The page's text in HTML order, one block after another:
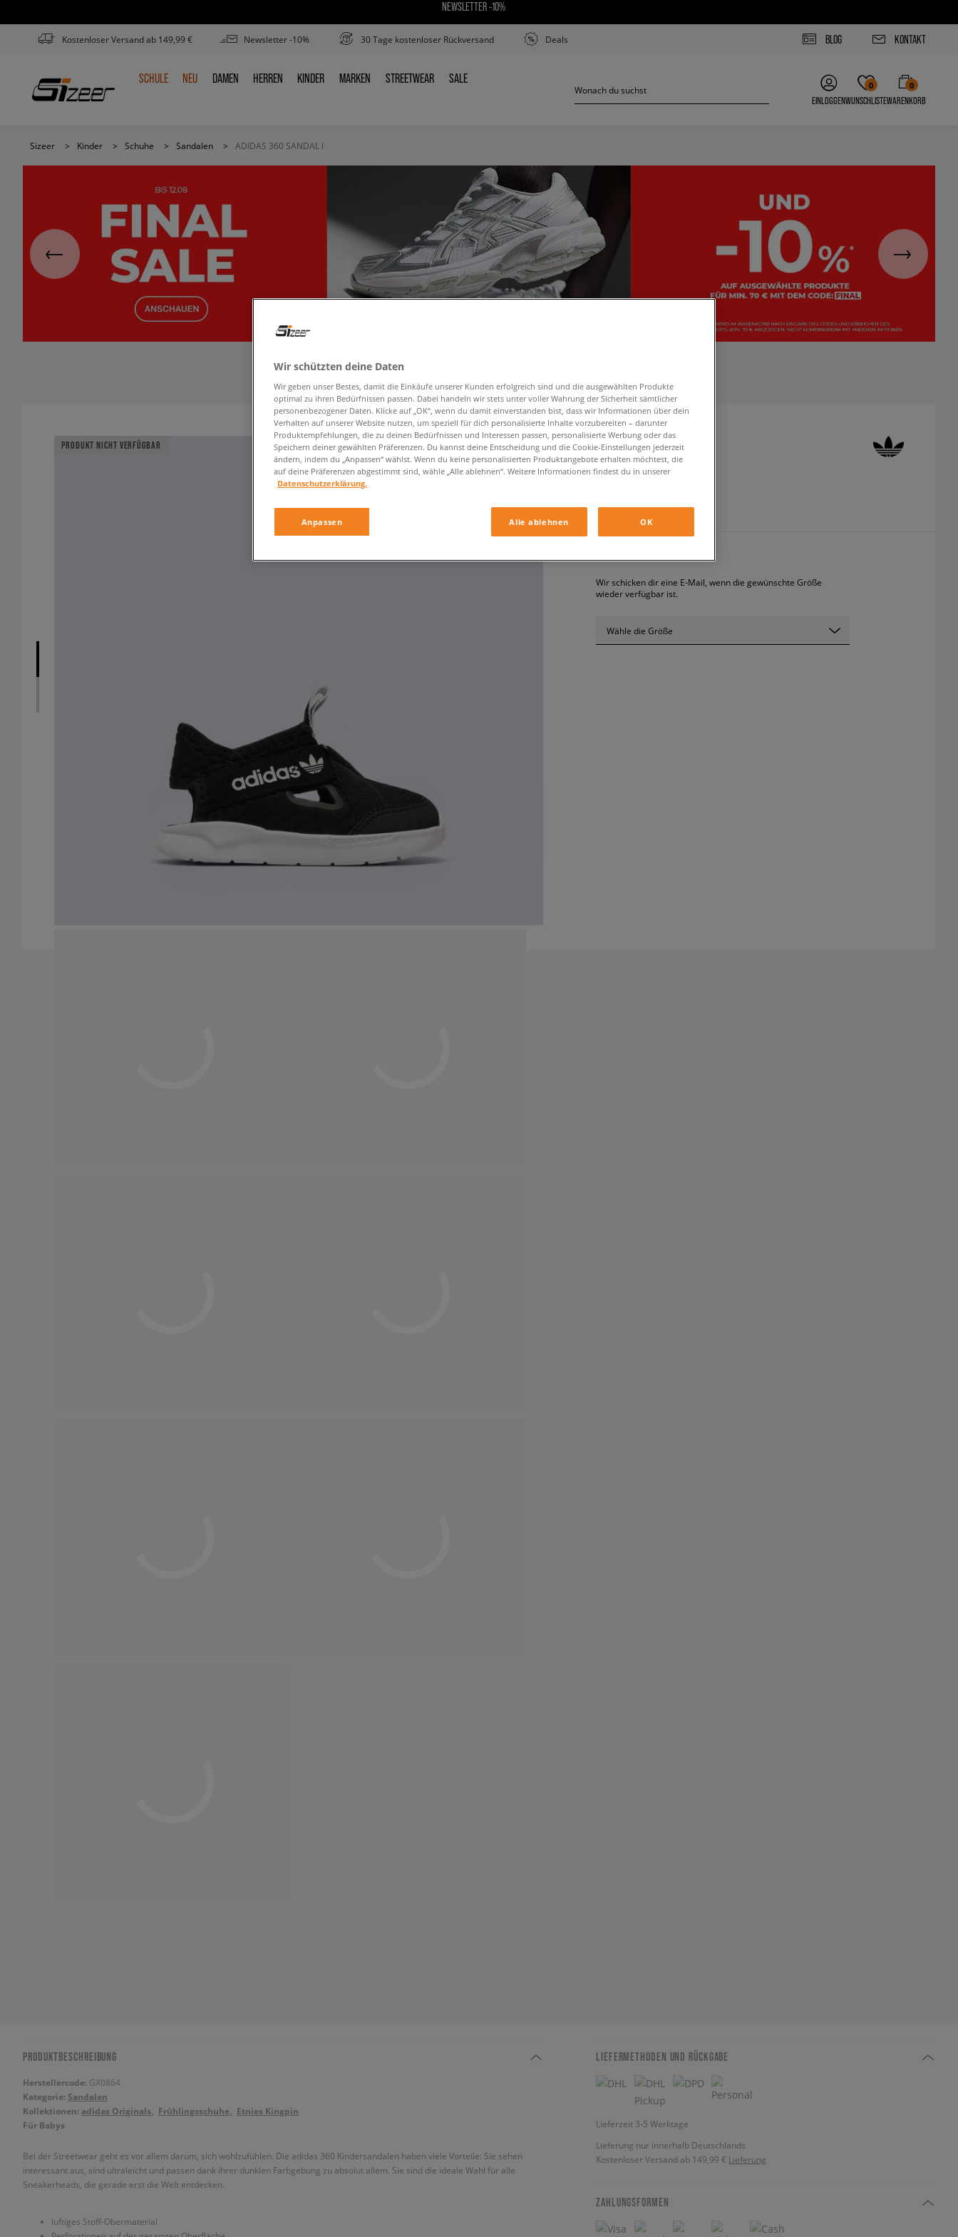
NEWSLETTER -10%
Kostenloser Versand ab 149,99 € Newsletter -10% 30 Tage kostenloser Rückversand Deals BLOG KONTAKT
SCHULE
SCHULE NEU
NEU DAMEN
DAMEN HERREN
HERREN KINDER
KINDER MARKEN
MARKEN STREETWEAR
STREETWEAR SALE
SALE
EINLOGGEN
0
WUNSCHLISTE
0
WARENKORB
Sizeer > Kinder > Schuhe > Sandalen > ADIDAS 360 SANDAL I
PRODUKT NICHT VERFÜGBAR ADIDAS 360 SANDAL I
kinder, sandalen
29,99 €
PRODUKT NICHT VERFÜGBAR
Wir schicken dir eine E-Mail, wenn die gewünschte Größe
wieder verfügbar ist.
Wähle die Größe
PRODUKTBESCHREIBUNG
Herstellercode: GX0864
Kategorie: Sandalen
Kollektionen: adidas Originals Frühlingsschuhe
Etnies Kingpin
Für Babys
Bei der Streetwear geht es vor allem darum, sich wohlzufühlen. Die adidas 360 Kindersandalen haben viele Vorteile: Sie sehen
interessant aus, sind ultraleicht und passen dank ihrer dunklen Farbgebung zu absolut allem. Sie sind die ideale Wahl für alle
Sneakerheads, die gerade erst die Welt entdecken.
luftiges Stoff-Obermaterial
LIEFERMETHODEN UND RÜCKGABE
Lieferzeit 3-5 Werktage
Lieferung nur innerhalb Deutschlands
Kostenloser Versand ab 149,99 € Lieferung
ZAHLUNGSFORMEN
Wir schützten deine Daten
Wir geben unser Bestes, damit die Einkäufe unserer Kunden erfolgreich sind und die ausgewählten Produkte
optimal zu ihren Bedürfnissen passen. Dabei handeln wir stets unter voller Wahrung der Sicherheit sämtlicher
personenbezogener Daten. Klicke auf „OK“, wenn du damit einverstanden bist, dass wir Informationen über dein
Verhalten auf unserer Website nutzen, um speziell für dich personalisierte Inhalte vorzubereiten – darunter
Produktempfehlungen, die zu deinen Bedürfnissen und Interessen passen, personalisierte Werbung oder das
Speichern deiner gewählten Präferenzen. Du kannst deine Entscheidung und die Cookie-Einstellungen jederzeit
ändern, indem du „Anpassen“ wählst. Wenn du keine personalisierten Produktangebote erhalten möchtest, die
auf deine Präferenzen abgestimmt sind, wähle „Alle ablehnen“. Weitere Informationen findest du in unserer
Datenschutzerklärung.
Anpassen Alle ablehnen OK